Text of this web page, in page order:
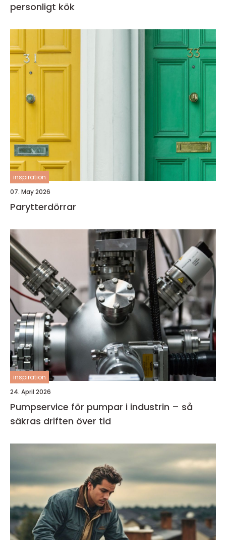
personligt kök
inspiration
07. May 2026
Parytterdörrar
inspiration
24. April 2026
Pumpservice för pumpar i industrin – så
säkras driften över tid